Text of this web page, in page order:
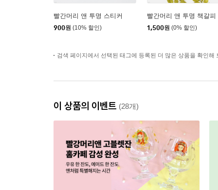
빨간머리 앤 투명 스티커
900원 (10% 할인)
빨간머리 앤 투명 책갈피
1,500원 (0% 할인)
검색 페이지에서 선택된 태그에 등록된 더 많은 상품을 확인해
이 상품의 이벤트 (28개)